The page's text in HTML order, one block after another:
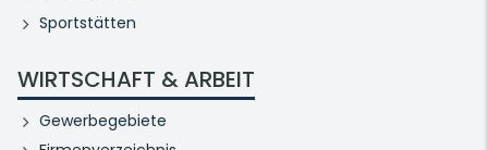
Sportstätten
WIRTSCHAFT & ARBEIT
Gewerbegebiete